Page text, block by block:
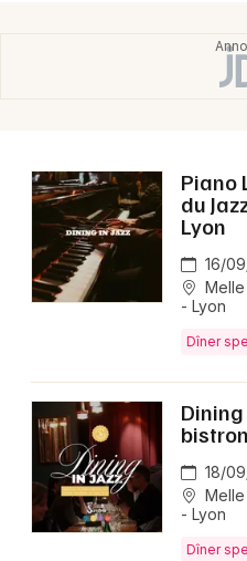
Piano
du
Lyon
16/
- Lyon
Dîner
18/
- Lyon
Dîner